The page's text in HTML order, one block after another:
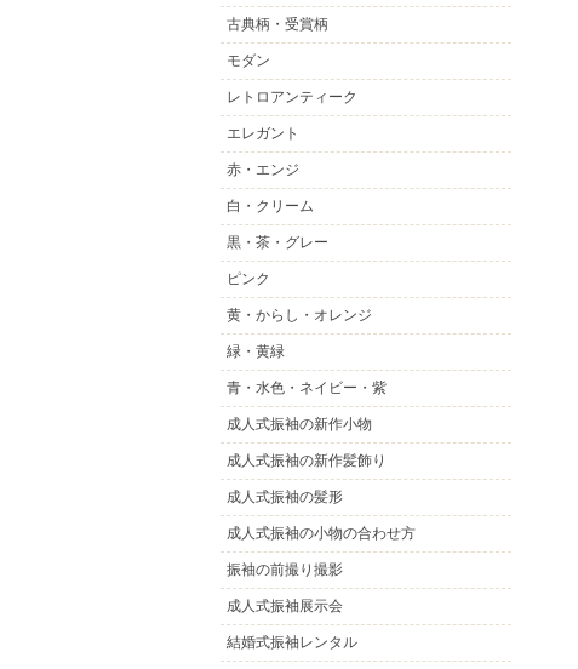
古典柄・受賞柄
モダン
レトロアンティーク
エレガント
赤・エンジ
白・クリーム
黒・茶・グレー
ピンク
黄・からし・オレンジ
緑・黄緑
青・水色・ネイビー・紫
成人式振袖の新作小物
成人式振袖の新作髪飾り
成人式振袖の髪形
成人式振袖の小物の合わせ方
振袖の前撮り撮影
成人式振袖展示会
結婚式振袖レンタル